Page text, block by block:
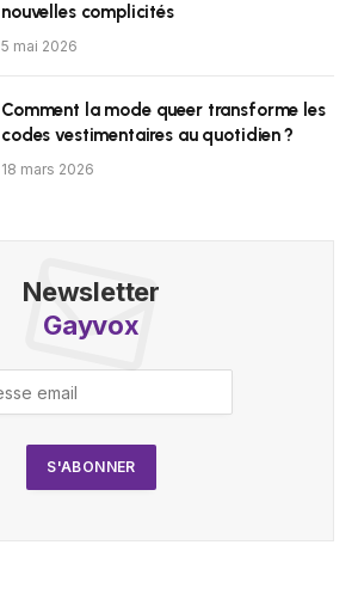
nouvelles complicités
5 mai 2026
Comment la mode queer transforme les
codes vestimentaires au quotidien ?
18 mars 2026
Newsletter
Gayvox